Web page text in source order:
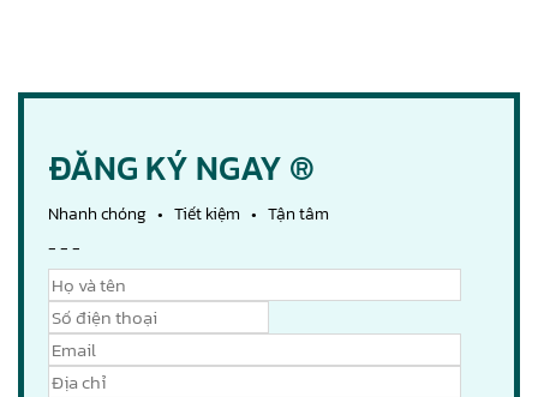
ĐĂNG KÝ NGAY ®
Nhanh chóng • Tiết kiệm • Tận tâm
- - -